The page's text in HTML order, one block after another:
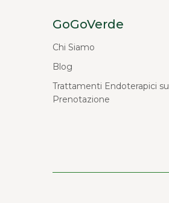
GoGoVerde
Chi Siamo
Blog
Trattamenti Endoterapici su
Prenotazione